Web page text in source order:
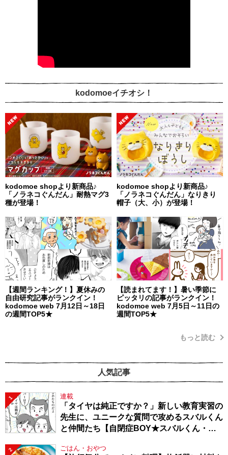
kodomoeイチオシ！
kodomoe shopより新商品♪
「ノラネコぐんだん」耐熱マグ3
種が登場！
kodomoe shopより新商品♪
「ノラネコぐんだん」なりきり
帽子（大、小）が登場！
【週間ランキング！】夏休みの
自由研究記事がランクイン！
kodomoe web 7月12日～18日
の週間TOP5★
【読まれてます！】暑い季節に
ピッタリの記事がランクイン！
kodomoe web 7月5日～11日の
週間TOP5★
もっと読む
人気記事
1 連載
「タイヤは純正ですか？」新しい教育実習の
先生に、ユニークな質問で攻めるスバルくん
と仲間たち【自閉症BOY★スバルくん・
2 ごはん・おやつ